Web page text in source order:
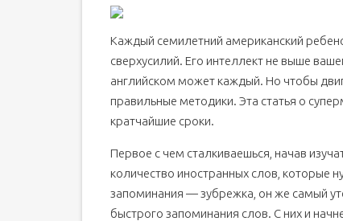
Методы изучения английского языка
Каждый семилетний американский
сверхусилий. Его интеллект не выше
английском может каждый. Но чтобы
правильные методики. Эта статья о
кратчайшие сроки.
Первое с чем сталкиваешься, начав
количество иностранных слов, которые
запоминания — зубрежка, он же самый
быстрого запоминания слов. С них и